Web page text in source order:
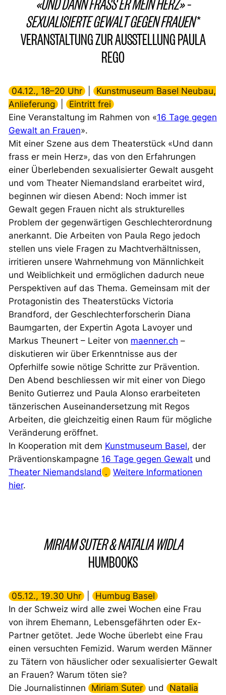
«UND DANN FRASS ER MEIN HERZ» –
SEXUALISIERTE GEWALT GEGEN FRAUEN*
VERANSTALTUNG ZUR AUSSTELLUNG PAULA
REGO
04.12., 18–20 Uhr |
Kunstmuseum Basel Neubau,
Anlieferung |
Eintritt frei
Eine Veranstaltung im Rahmen von «16 Tage gegen
Gewalt an Frauen».
Mit einer Szene aus dem Theaterstück «Und dann
frass er mein Herz», das von den Erfahrungen
einer Überlebenden sexualisierter Gewalt ausgeht
und vom Theater Niemandsland erarbeitet wird,
beginnen wir diesen Abend: Noch immer ist
Gewalt gegen Frauen nicht als strukturelles
Problem der gegenwärtigen Geschlechterordnung
anerkannt. Die Arbeiten von Paula Rego jedoch
stellen uns viele Fragen zu Machtverhältnissen,
irritieren unsere Wahrnehmung von Männlichkeit
und Weiblichkeit und ermöglichen dadurch neue
Perspektiven auf das Thema. Gemeinsam mit der
Protagonistin des Theaterstücks Victoria
Brandford, der Geschlechterforscherin Diana
Baumgarten, der Expertin Agota Lavoyer und
Markus Theunert – Leiter von maenner.ch –
diskutieren wir über Erkenntnisse aus der
Opferhilfe sowie nötige Schritte zur Prävention.
Den Abend beschliessen wir mit einer von Diego
Benito Gutierrez und Paula Alonso erarbeiteten
tänzerischen Auseinandersetzung mit Regos
Arbeiten, die gleichzeitig einen Raum für mögliche
Veränderung eröffnet.
In Kooperation mit dem Kunstmuseum Basel, der
Präventionskampagne 16 Tage gegen Gewaltund
Theater Niemandsland . Weitere Informationen
hier.
MIRIAM SUTER & NATALIA WIDLA
HUMBOOKS
05.12., 19.30 Uhr |
Humbug Basel
In der Schweiz wird alle zwei Wochen eine Frau
von ihrem Ehemann, Lebensgefährten oder Ex-
Partner getötet. Jede Woche überlebt eine Frau
einen versuchten Femizid. Warum werden Männer
zu Tätern von häuslicher oder sexualisierter Gewalt
an Frauen? Warum töten sie?
Die Journalistinnen
Miriam Suter und Natalia